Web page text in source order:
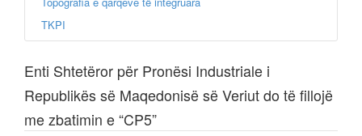
TKPI
Enti Shtetëror për Pronësi Industriale i
Republikës së Maqedonisë së Veriut do të fillojë
me zbatimin e “CP5”